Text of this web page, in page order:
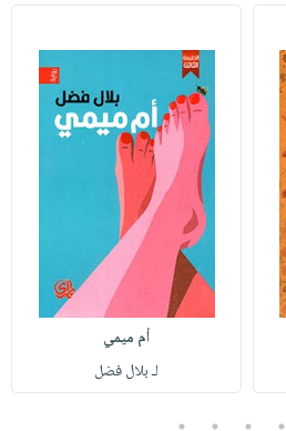
أم ميمي
لـ بلال فضل